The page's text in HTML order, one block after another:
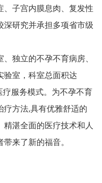
、子宫内膜息肉、复发性
深研究并承担多项省市级
独立的不孕不育病房、
验室，科室总面积达
疗服务模式。为不孕不育
疗方法,具有优雅舒适的
湛全面的医疗技术和人
来了新的福音。